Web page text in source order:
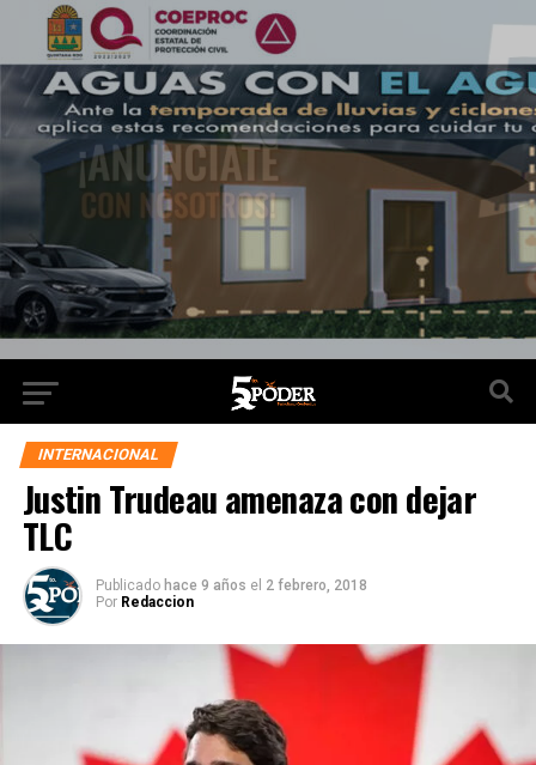
INTERNACIONAL
Justin Trudeau amenaza con dejar
TLC
Publicado hace 9 años el 2 febrero, 2018
Por Redaccion